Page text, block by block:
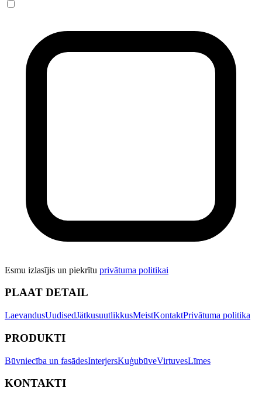
Esmu izlasījis un piekrītu privātuma politikai
PLAAT DETAIL
LaevandusUudisedJätkusuutlikkusMeistKontaktPrivātuma politika
PRODUKTI
Būvniecība un fasādesInterjersKuģubūveVirtuvesLīmes
KONTAKTI